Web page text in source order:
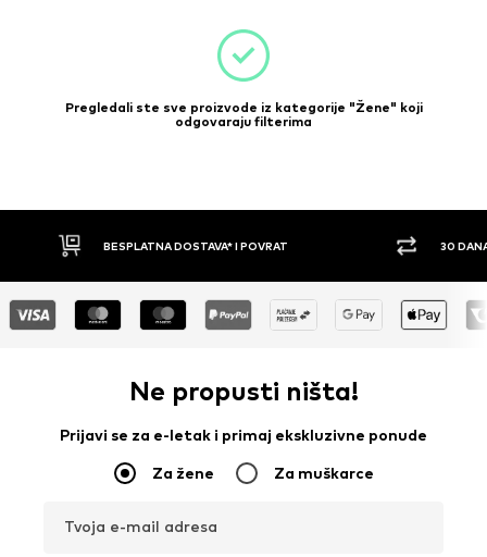
Pregledali ste sve proizvode iz kategorije "Žene" koji
odgovaraju filterima
30 DANA PRAVO NA POVRAT
Ne propusti ništa!
Prijavi se za e-letak i primaj ekskluzivne ponude
Za žene Za muškarce
Tvoja e-mail adresa